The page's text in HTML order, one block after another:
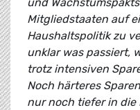
Mitgliedstaaten auf
Haushaltspolitik zu
unklar was passiert,
trotz intensiven
Noch härteres
nur noch tiefer in die